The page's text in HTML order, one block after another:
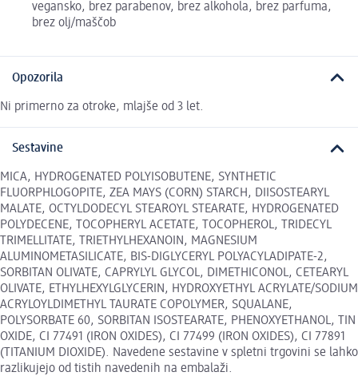
vegansko, brez parabenov, brez alkohola, brez parfuma,
brez olj/maščob
Opozorila
Ni primerno za otroke, mlajše od 3 let.
Sestavine
MICA, HYDROGENATED POLYISOBUTENE, SYNTHETIC
FLUORPHLOGOPITE, ZEA MAYS (CORN) STARCH, DIISOSTEARYL
MALATE, OCTYLDODECYL STEAROYL STEARATE, HYDROGENATED
POLYDECENE, TOCOPHERYL ACETATE, TOCOPHEROL, TRIDECYL
TRIMELLITATE, TRIETHYLHEXANOIN, MAGNESIUM
ALUMINOMETASILICATE, BIS-DIGLYCERYL POLYACYLADIPATE-2,
SORBITAN OLIVATE, CAPRYLYL GLYCOL, DIMETHICONOL, CETEARYL
OLIVATE, ETHYLHEXYLGLYCERIN, HYDROXYETHYL ACRYLATE/SODIUM
ACRYLOYLDIMETHYL TAURATE COPOLYMER, SQUALANE,
POLYSORBATE 60, SORBITAN ISOSTEARATE, PHENOXYETHANOL, TIN
OXIDE, CI 77491 (IRON OXIDES), CI 77499 (IRON OXIDES), CI 77891
(TITANIUM DIOXIDE). Navedene sestavine v spletni trgovini se lahko
razlikujejo od tistih navedenih na embalaži.